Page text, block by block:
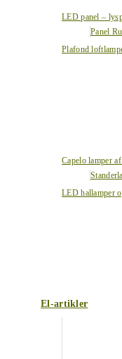
LED panel –
Panel
Plafond
Capelo lamper
LED hallamper
El-artikler